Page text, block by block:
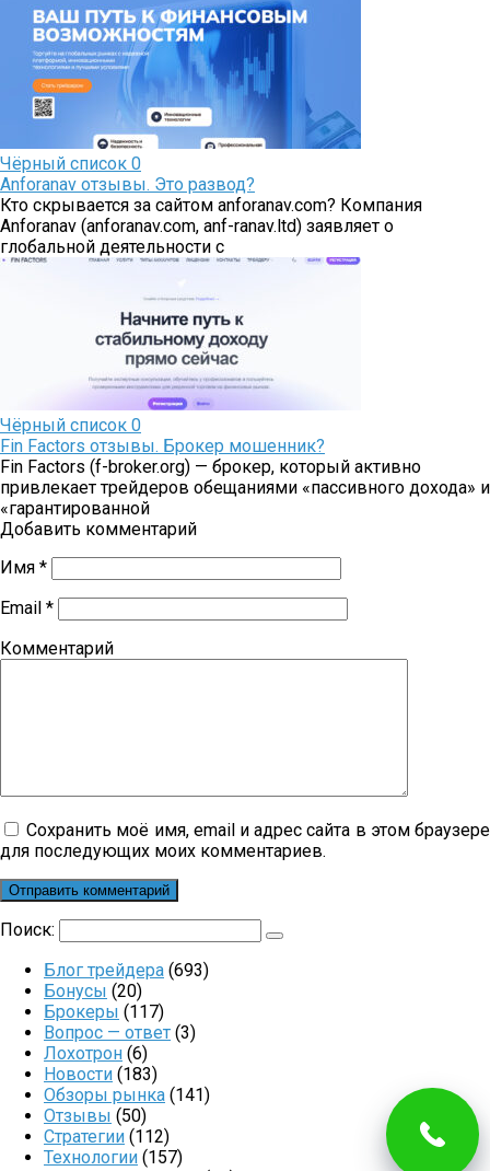
Чёрный список 0
Аnforanav отзывы. Это развод?
Кто скрывается за сайтом anforanav.com? Компания
Аnforanav (anforanav.com, anf-ranav.ltd) заявляет о
глобальной деятельности с
Чёрный список 0
Fin Factors отзывы. Брокер мошенник?
Fin Factors (f-broker.org) — брокер, который активно
привлекает трейдеров обещаниями «пассивного дохода» и
«гарантированной
Добавить комментарий
Имя *
Email *
Комментарий
Сохранить моё имя, email и адрес сайта в этом браузере
для последующих моих комментариев.
Поиск:
Блог трейдера (693)
Бонусы (20)
Брокеры (117)
Вопрос — ответ (3)
Лохотрон (6)
Новости (183)
Обзоры рынка (141)
Отзывы (50)
Стратегии (112)
Технологии (157)